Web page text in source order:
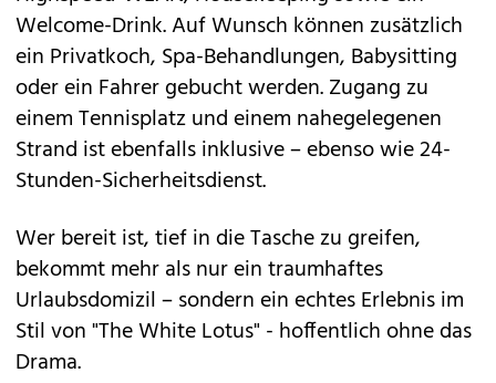
Welcome-Drink. Auf Wunsch können zusätzlich
ein Privatkoch, Spa-Behandlungen, Babysitting
oder ein Fahrer gebucht werden. Zugang zu
einem Tennisplatz und einem nahegelegenen
Strand ist ebenfalls inklusive – ebenso wie 24-
Stunden-Sicherheitsdienst.
Wer bereit ist, tief in die Tasche zu greifen,
bekommt mehr als nur ein traumhaftes
Urlaubsdomizil – sondern ein echtes Erlebnis im
Stil von "The White Lotus" - hoffentlich ohne das
Drama.